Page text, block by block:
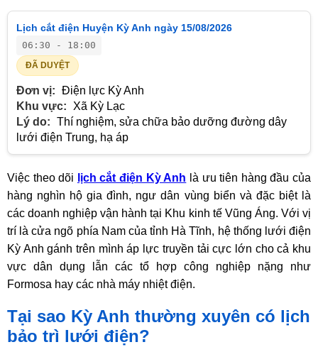
Lịch cắt điện Huyện Kỳ Anh ngày 15/08/2026
06:30 - 18:00
ĐÃ DUYỆT
Đơn vị: Điện lực Kỳ Anh
Khu vực:
Xã Kỳ Lạc
Lý do: Thí nghiệm, sửa chữa bảo dưỡng đường dây
lưới điện Trung, hạ áp
Việc theo dõi lịch cắt điện Kỳ Anh là ưu tiên hàng đầu của
hàng nghìn hộ gia đình, ngư dân vùng biển và đặc biệt là
các doanh nghiệp vận hành tại Khu kinh tế Vũng Áng. Với vị
trí là cửa ngõ phía Nam của tỉnh Hà Tĩnh, hệ thống lưới điện
Kỳ Anh gánh trên mình áp lực truyền tải cực lớn cho cả khu
vực dân dụng lẫn các tổ hợp công nghiệp nặng như
Formosa hay các nhà máy nhiệt điện.
Tại sao Kỳ Anh thường xuyên có lịch
bảo trì lưới điện?